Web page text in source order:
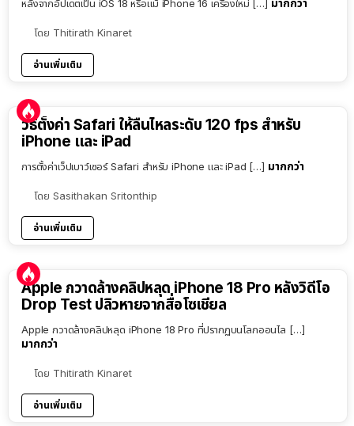
หลังจากอัปเดตเป็น iOS 18 หรือแม้ iPhone 16 เครื่องใหม่ […] มากกว่า
โดย Thitirath Kinaret
อ่านเพิ่มเติม
วิธีตั้งค่า Safari ให้ลื่นไหลระดับ 120 fps สำหรับ
iPhone และ iPad
การตั้งค่าเว็ปเบาว์เซอร์ Safari สำหรับ iPhone และ iPad […] มากกว่า
โดย Sasithakan Sritonthip
อ่านเพิ่มเติม
Apple กวาดล้างคลิปหลุด iPhone 18 Pro หลังวิดีโอ
Drop Test ปลิวหายจากสื่อโซเชียล
Apple กวาดล้างคลิปหลุด iPhone 18 Pro ที่ปรากฏบนโลกออนไล […]
มากกว่า
โดย Thitirath Kinaret
อ่านเพิ่มเติม